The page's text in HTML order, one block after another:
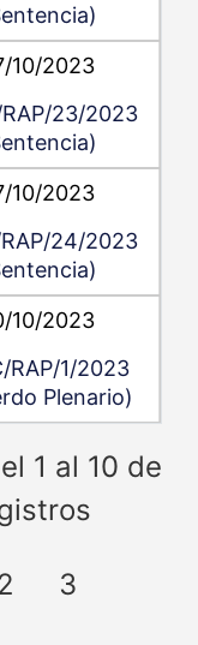
10/2023
23/2023
10/2023
24/2023
10/2023
RAP/1/2023
Plenario)
1 al 10 de
3